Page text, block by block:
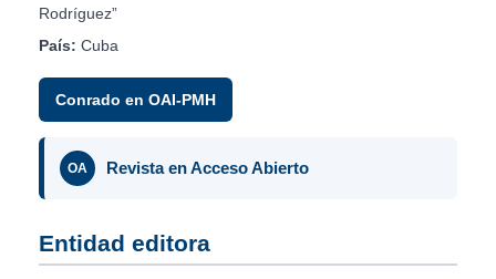
Rodríguez”
País: Cuba
Conrado en OAI-PMH
OA Revista en Acceso Abierto
Entidad editora